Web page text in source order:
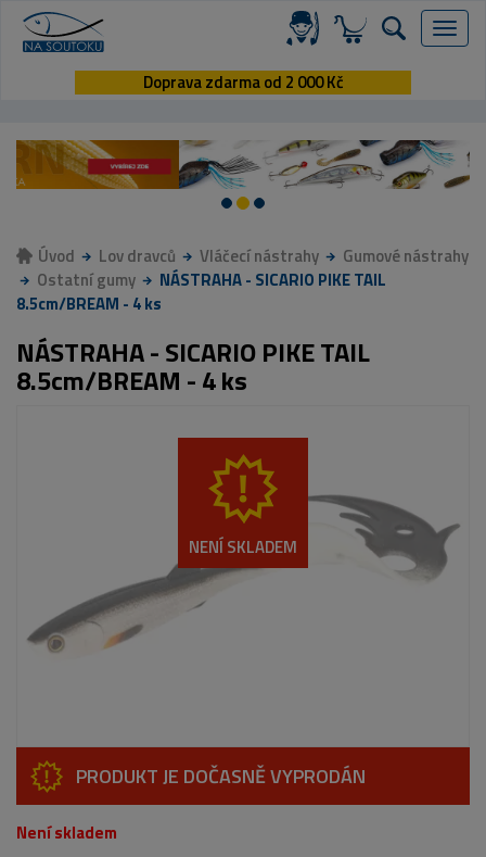
Menu
Doprava zdarma od 2 000 Kč
Úvod Lov dravců Vláčecí nástrahy
Gumové nástrahy
Ostatní gumy
NÁSTRAHA - SICARIO PIKE TAIL
8.5cm/BREAM - 4 ks
NÁSTRAHA - SICARIO PIKE TAIL
8.5cm/BREAM - 4 ks
NENÍ SKLADEM
PRODUKT JE DOČASNĚ VYPRODÁN
Není skladem